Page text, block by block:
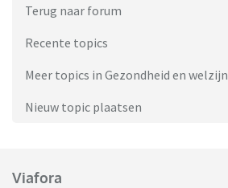
Terug naar forum
Recente topics
Meer topics in Gezondheid en welzijn
Nieuw topic plaatsen
Viafora